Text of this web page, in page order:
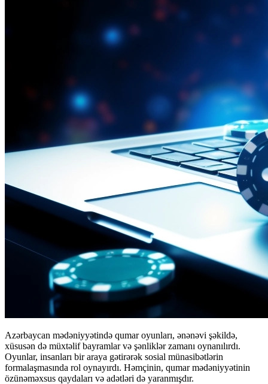
Azərbaycan mədəniyyətində qumar oyunları, ənənəvi şəkildə,
xüsusən də müxtəlif bayramlar və şənliklər zamanı oynanılırdı.
Oyunlar, insanları bir araya gətirərək sosial münasibətlərin
formalaşmasında rol oynayırdı. Həmçinin, qumar mədəniyyətinin
özünəməxsus qaydaları və adətləri də yaranmışdır.